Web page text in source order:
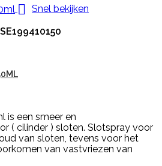
 Snel bekijken
is een smeer en
( cilinder ) sloten. Slotspray voor
van sloten, tevens voor het
van vastvriezen van